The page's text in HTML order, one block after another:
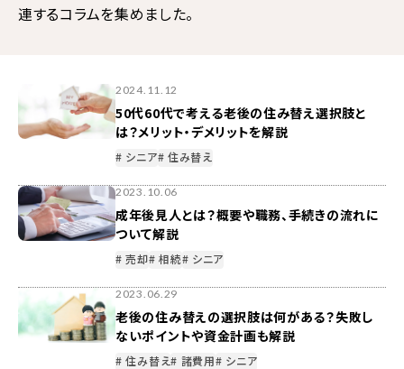
連するコラムを集めました。
2024.11.12
50代60代で考える老後の住み替え選択肢と
は？メリット・デメリットを解説
# シニア# 住み替え
2023.10.06
成年後見人とは？概要や職務、手続きの流れに
ついて解説
# 売却# 相続# シニア
2023.06.29
老後の住み替えの選択肢は何がある？失敗し
ないポイントや資金計画も解説
# 住み替え# 諸費用# シニア